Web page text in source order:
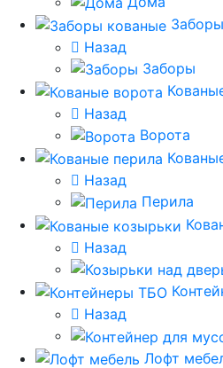
Назад
Заборы
Назад
Ворота
Назад
Перила
Назад
Назад
Лофт